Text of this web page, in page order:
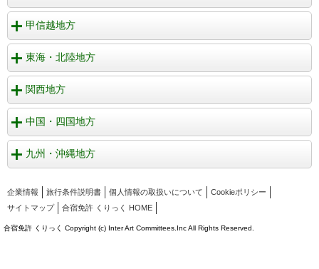
甲信越地方
東海・北陸地方
関西地方
中国・四国地方
九州・沖縄地方
企業情報 旅行条件説明書 個人情報の取扱いについて
Cookieポリシー
サイトマップ
合宿免許 くりっく HOME
合宿免許 くりっく Copyright (c) Inter Art Committees.Inc All Rights Reserved.